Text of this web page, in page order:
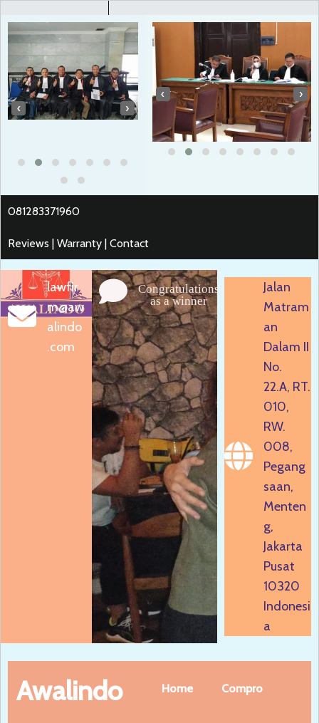
‹ ›
‹ ›
081283371960
Reviews | Warranty | Contact
lawfir
m@aw
alindo
.com
Congratulations
as a winner
Jalan
Matram
an
Dalam II
No.
22.A, RT.
010,
RW.
008,
Pegang
saan,
Menten
g,
Jakarta
Pusat
10320
Indonesi
a
Awalindo Home Compro